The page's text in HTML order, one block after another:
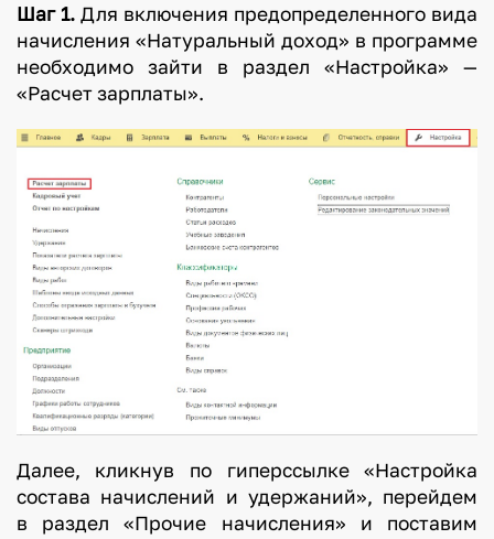
Шаг 1.Для включения предопределенного вида
начисления «Натуральный доход» в программе
необходимо зайти в раздел «Настройка» —
«Расчет зарплаты».
Далее, кликнув по гиперссылке «Настройка
состава начислений и удержаний», перейдем
в раздел «Прочие начисления» и поставим